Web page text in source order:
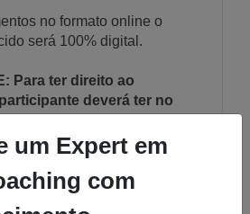
no formato online o
será 100% digital.
Para ter direito ao
deverá ter no
um Expert em
com